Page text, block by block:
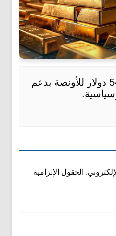
الذهب يتجاوز 5400 دولار للأونصة بدعم
الحقول الإلزامية